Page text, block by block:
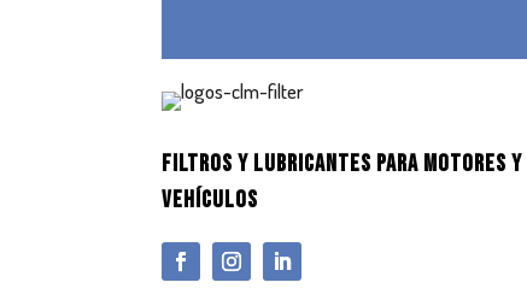
FILTROS Y LUBRICANTES PARA MOTORES Y
VEHÍCULOS